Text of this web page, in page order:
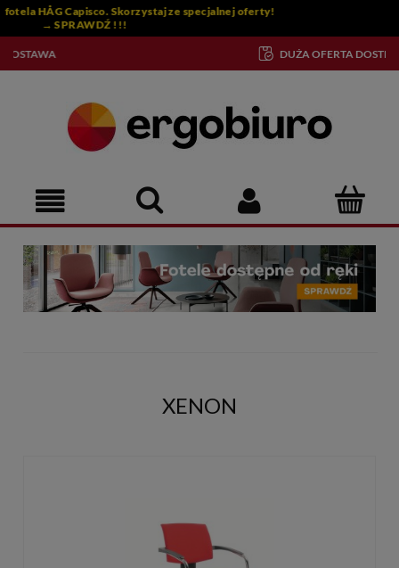
DUŻA OFERTA DOSTĘPNE OD RĘKI
XENON